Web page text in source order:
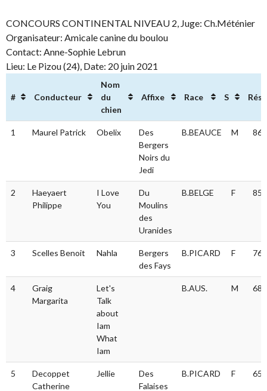
CONCOURS CONTINENTAL NIVEAU 2, Juge: Ch.Méténier
Organisateur: Amicale canine du boulou
Contact: Anne-Sophie Lebrun
Lieu: Le Pizou (24), Date: 20 juin 2021
# Conducteur
Nom
du
chien
Affixe Race S
# Conducteur
Nom
Affixe Race S
1 Maurel Patrick Obelix
Des
Bergers
Noirs du
Jedi
B.BEAUCE M
2
Haeyaert
Philippe
I Love
You
Du
Moulins
des
Uranides
B.BELGE F
3 Scelles Benoit Nahla
Bergers
des Fays
B.PICARD F
4
Graig
Margarita
Let's
Talk
about
Iam
What
Iam
B.AUS. M
5
Decoppet
Catherine
Jellie
Des
Falaises
B.PICARD F